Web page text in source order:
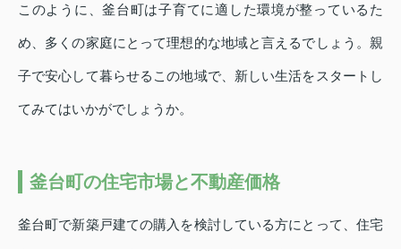
このように、釜台町は子育てに適した環境が整っているた
め、多くの家庭にとって理想的な地域と言えるでしょう。親
子で安心して暮らせるこの地域で、新しい生活をスタートし
てみてはいかがでしょうか。
釜台町の住宅市場と不動産価格
釜台町で新築戸建ての購入を検討している方にとって、住宅